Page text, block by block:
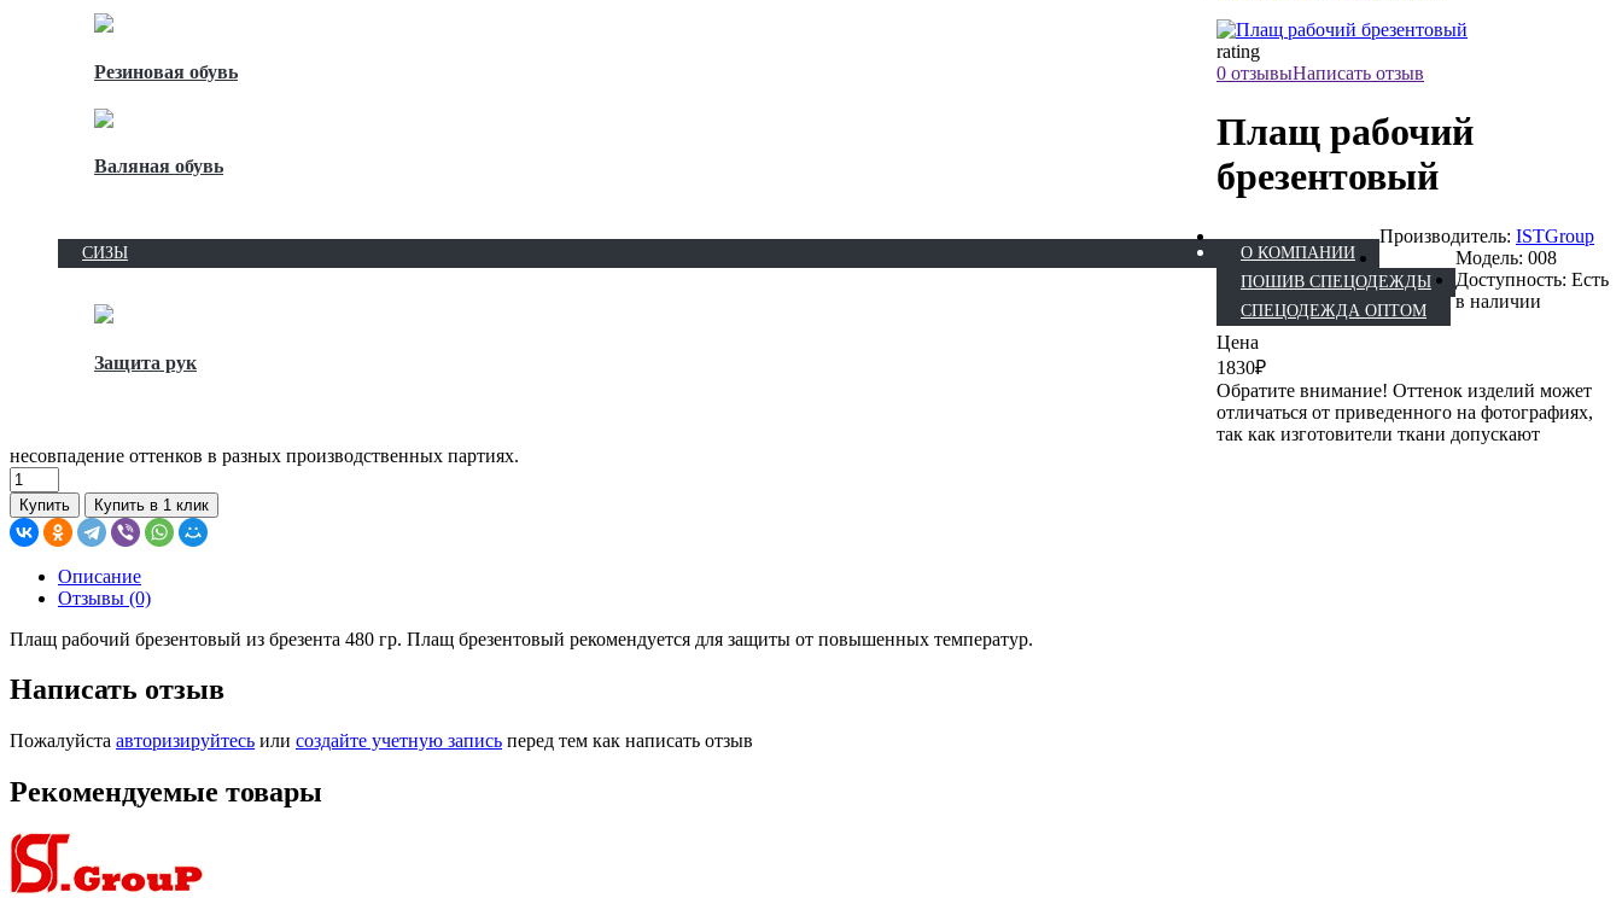
Резиновая обувь
Валяная обувь
СИЗЫ
Защита рук
О КОМПАНИИ
ПОШИВ СПЕЦОДЕЖДЫ
СПЕЦОДЕЖДА ОПТОМ
rating
0 отзывыНаписать отзыв
Плащ рабочий
брезентовый
Производитель: ISTGroup
Модель: 008
Доступность: Есть
в наличии
Цена
1830₽
Обратите внимание! Оттенок изделий может
отличаться от приведенного на фотографиях,
так как изготовители ткани допускают
несовпадение оттенков в разных производственных партиях.
Купить Купить в 1 клик
Описание
Отзывы (0)
Плащ рабочий брезентовый из брезента 480 гр. Плащ брезентовый рекомендуется для защиты от повышенных температур.
Написать отзыв
Пожалуйста авторизируйтесь или создайте учетную запись перед тем как написать отзыв
Рекомендуемые товары